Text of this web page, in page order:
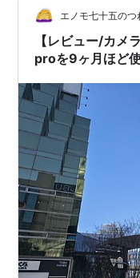
エノモ七十五の
【レビュー/カ
proを9ヶ月ほど